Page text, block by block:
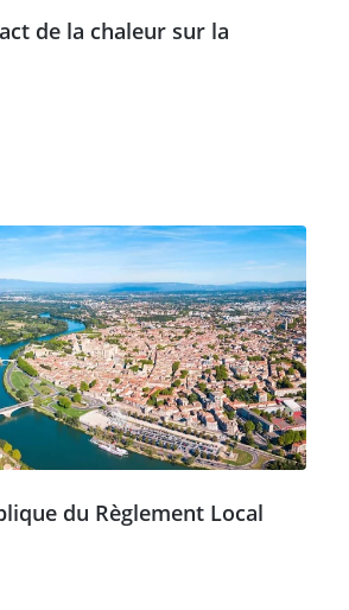
de la chaleur sur la
du Règlement Local